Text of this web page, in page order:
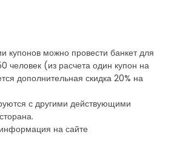
купонов можно провести банкет для
человек (из расчета один купон на
дополнительная скидка 20% на
с другими действующими
на сайте